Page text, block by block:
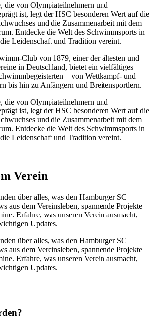
die von Olympiateilnehmern und
ist, legt der HSC besonderen Wert auf die
und die Zusammenarbeit mit dem
Entdecke die Welt des Schwimmsports in
Leidenschaft und Tradition vereint.
Club von 1879, einer der ältesten und
in Deutschland, bietet ein vielfältiges
– von Wettkampf- und
bis hin zu Anfängern und Breitensportlern.
die von Olympiateilnehmern und
ist, legt der HSC besonderen Wert auf die
und die Zusammenarbeit mit dem
Entdecke die Welt des Schwimmsports in
Leidenschaft und Tradition vereint.
Verein
über alles, was den Hamburger SC
aus dem Vereinsleben, spannende Projekte
Erfahre, was unseren Verein ausmacht,
Updates.
über alles, was den Hamburger SC
aus dem Vereinsleben, spannende Projekte
Erfahre, was unseren Verein ausmacht,
Updates.